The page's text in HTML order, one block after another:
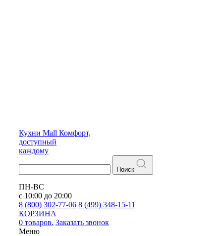
Кухни Mall Комфорт,
доступный
каждому
Поиск
ПН-ВС
с 10:00 до 20:00
8 (800) 302-77-06 8 (499) 348-15-11
КОРЗИНА
0 товаров. Заказать звонок
Меню